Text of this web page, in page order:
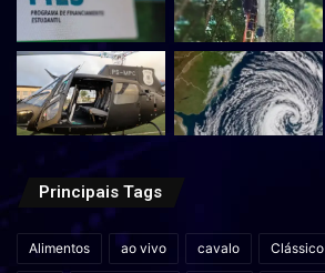
Principais Tags
Alimentos ao vivo cavalo Clássico